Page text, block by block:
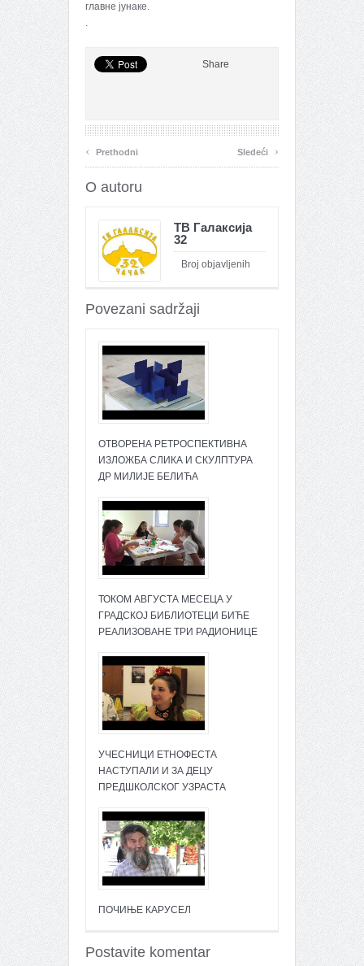
главне јунаке.
.
Share
‹ Prethodni Sledeći ›
O autoru
ТВ Галаксија
32
Broj objavljenih
Povezani sadržaji
ОТВОРЕНА РЕТРОСПЕКТИВНА
ИЗЛОЖБА СЛИКА И СКУЛПТУРА
ДР МИЛИЈЕ БЕЛИЋА
ТОКОМ АВГУСТА МЕСЕЦА У
ГРАДСКОЈ БИБЛИОТЕЦИ БИЋЕ
РЕАЛИЗОВАНЕ ТРИ РАДИОНИЦЕ
УЧЕСНИЦИ ЕТНОФЕСТА
НАСТУПАЛИ И ЗА ДЕЦУ
ПРЕДШКОЛСКОГ УЗРАСТА
ПОЧИЊЕ КАРУСЕЛ
Postavite komentar